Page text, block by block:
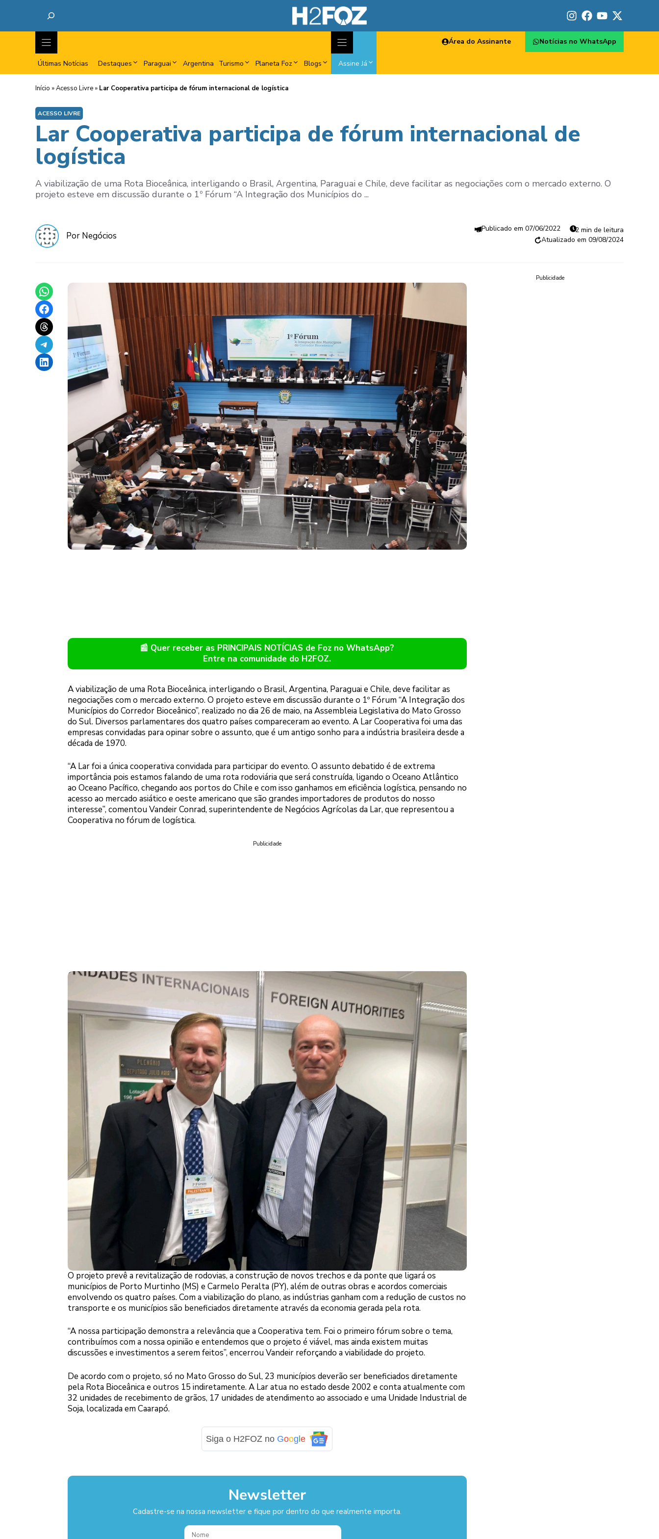
Últimas Notícias Destaques Paraguai Argentina Turismo Planeta Foz Blogs Assine Já
Área do Assinante Notícias no WhatsApp
Início »Acesso Livre » Lar Cooperativa participa de fórum internacional de logística
ACESSO LIVRE
Lar Cooperativa participa de fórum internacional de
logística
A viabilização de uma Rota Bioceânica, interligando o Brasil, Argentina, Paraguai e Chile, deve facilitar as negociações com o mercado externo. O
projeto esteve em discussão durante o 1º Fórum “A Integração dos Municípios do ...
Por Negócios
07/06/2022
2 min de leitura
09/08/2024
Share on WhatsApp
Share on Facebook
Share on Threads
Share on Telegram
Share on LinkedIn
📰 Quer receber as PRINCIPAIS NOTÍCIAS de Foz no WhatsApp?
Entre na comunidade do H2FOZ.
A viabilização de uma Rota Bioceânica, interligando o Brasil, Argentina, Paraguai e Chile, deve facilitar as
negociações com o mercado externo. O projeto esteve em discussão durante o 1º Fórum “A Integração dos
Municípios do Corredor Bioceânico”, realizado no dia 26 de maio, na Assembleia Legislativa do Mato Grosso
do Sul. Diversos parlamentares dos quatro países compareceram ao evento. A Lar Cooperativa foi uma das
empresas convidadas para opinar sobre o assunto, que é um antigo sonho para a indústria brasileira desde a
década de 1970.
“A Lar foi a única cooperativa convidada para participar do evento. O assunto debatido é de extrema
importância pois estamos falando de uma rota rodoviária que será construída, ligando o Oceano Atlântico
ao Oceano Pacífico, chegando aos portos do Chile e com isso ganhamos em eficiência logística, pensando no
acesso ao mercado asiático e oeste americano que são grandes importadores de produtos do nosso
interesse”, comentou Vandeir Conrad, superintendente de Negócios Agrícolas da Lar, que representou a
Cooperativa no fórum de logística.
Publicidade
O projeto prevê a revitalização de rodovias, a construção de novos trechos e da ponte que ligará os
municípios de Porto Murtinho (MS) e Carmelo Peralta (PY), além de outras obras e acordos comerciais
envolvendo os quatro países. Com a viabilização do plano, as indústrias ganham com a redução de custos no
transporte e os municípios são beneficiados diretamente através da economia gerada pela rota.
“A nossa participação demonstra a relevância que a Cooperativa tem. Foi o primeiro fórum sobre o tema,
contribuímos com a nossa opinião e entendemos que o projeto é viável, mas ainda existem muitas
discussões e investimentos a serem feitos”, encerrou Vandeir reforçando a viabilidade do projeto.
De acordo com o projeto, só no Mato Grosso do Sul, 23 municípios deverão ser beneficiados diretamente
pela Rota Bioceânica e outros 15 indiretamente. A Lar atua no estado desde 2002 e conta atualmente com
32 unidades de recebimento de grãos, 17 unidades de atendimento ao associado e uma Unidade Industrial de
Soja, localizada em Caarapó.
Siga o H2FOZ no Goog le
Newsletter
Cadastre-se na nossa newsletter e fique por dentro do que realmente importa.
Publicidade